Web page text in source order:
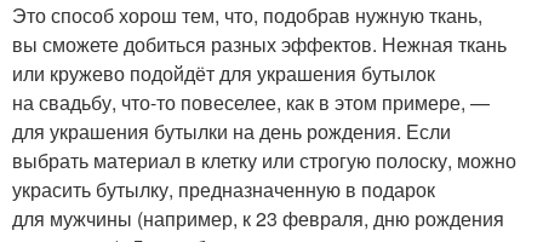
Это способ хорош тем, что, подобрав нужную ткань,
вы сможете добиться разных эффектов. Нежная ткань
или кружево подойдёт для украшения бутылок
на свадьбу, что-то повеселее, как в этом примере, —
для украшения бутылки на день рождения. Если
выбрать материал в клетку или строгую полоску, можно
украсить бутылку, предназначенную в подарок
для мужчины (например, к 23 февраля, дню рождения